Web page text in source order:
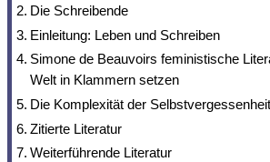
Die Schreibende
Einleitung: Leben und Schreiben
Simone de Beauvoirs feministische
Welt in Klammern setzen
Die Komplexität der
Zitierte Literatur
Weiterführende Literatur